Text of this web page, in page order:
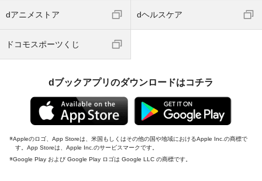
dアニメストア dヘルスケア
ドコモスポーツくじ
dブックアプリのダウンロードはコチラ
Appleのロゴ、App Storeは、米国もしくはその他の国や地域におけるApple Inc.の商標で
す。App Storeは、Apple Inc.のサービスマークです。
Google Play および Google Play ロゴは Google LLC の商標です。